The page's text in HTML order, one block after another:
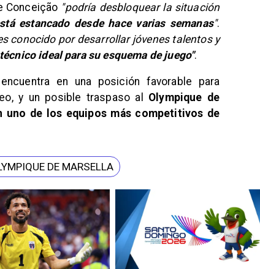
Conceição "podría desbloquear la situación
estancado desde hace varias semanas".
conocido por desarrollar jóvenes talentos y
ideal para su esquema de juego".
en una posición favorable para
y un posible traspaso al Olympique de
uno de los equipos más competitivos de
DE MARSELLA